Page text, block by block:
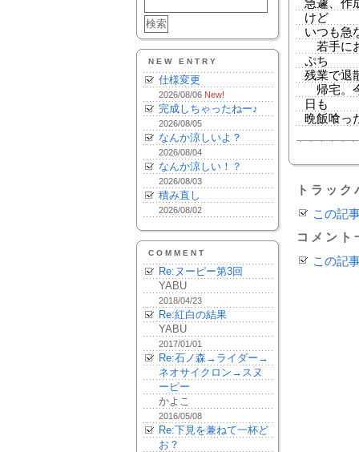
NEW ENTRY
仕様変更
2026/08/06 New!
完成しちゃったねー♪
2026/08/05
なんか涼しいよ？
2026/08/04
なんか涼しい！？
2026/08/03
積み直し
2026/08/02
COMMENT
Re:ヌーピー第3回
YABU
2018/04/23
Re:紅白の結果
YABU
2017/01/01
Re:石ノ森→ライダー→
ネオサイクロン→スヌ
ーピー
かよこ
2016/05/08
Re:下見を兼ねて一杯ど
お？
急遽、作
けど
いつも急
若手に
ぷち
残業で退
帰宅。
日も
晩飯喰っ
トラッ
この記
コメント
この記